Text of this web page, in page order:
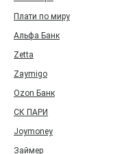
Плати по миру
Альфа Банк
Zetta
Zaymigo
Ozon Банк
СК ПАРИ
Joymoney
Займер